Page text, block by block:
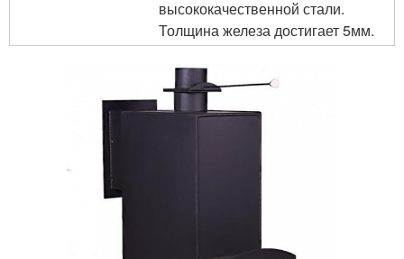
высококачественной стали.
Толщина железа достигает 5мм.